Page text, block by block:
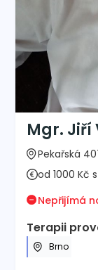
Mgr. Jiří
Pekařská
od 1000 Kč s
Nepřijímá
Terapii
Brno